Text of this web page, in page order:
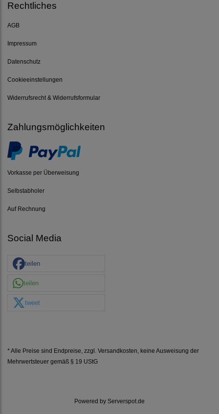
Rechtliches
AGB
Impressum
Datenschutz
Cookieeinstellungen
Widerrufsrecht & Widerrufsformular
Zahlungsmöglichkeiten
Vorkasse per Überweisung
Selbstabholer
Auf Rechnung
Social Media
teilen
teilen
tweet
* Alle Preise sind Endpreise, zzgl. Versandkosten , keine Ausweisung der
Mehrwertsteuer gemäß § 19 UStG
Powered by Serverspot.de